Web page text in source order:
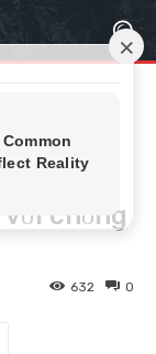
lên
với chồng
0
632